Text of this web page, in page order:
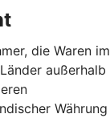
die Waren im
außerhalb
Währung